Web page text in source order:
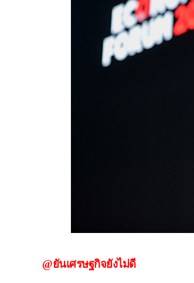
@ยันเศรษฐกิจยังไม่ดี